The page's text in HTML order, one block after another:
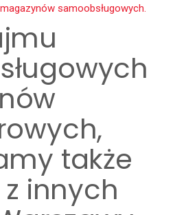
samoobsługowych.
także
innych